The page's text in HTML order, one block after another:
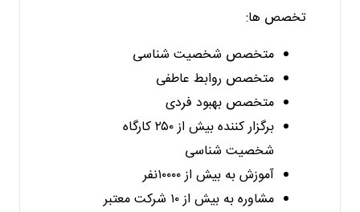
تخصص ها:
متخصص شخصیت شناسی
متخصص روابط عاطفی
متخصص بهبود فردی
برگزار کننده بیش از ۲۵۰ کارگاه
شخصیت شناسی
آموزش به بیش از ۱۰۰۰۰نفر
مشاوره به بیش از ۱۰ شرکت معتبر